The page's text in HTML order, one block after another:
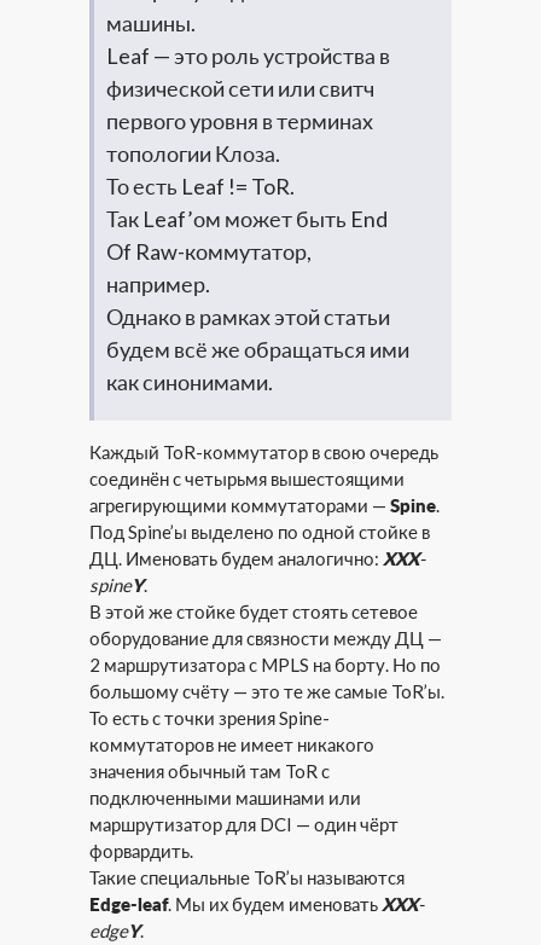
машины.
Leaf — это роль устройства в
физической сети или свитч
первого уровня в терминах
топологии Клоза.
То есть Leaf != ToR.
Так Leaf’ом может быть End
Of Raw-коммутатор,
например.
Однако в рамках этой статьи
будем всё же обращаться ими
как синонимами.
Каждый ToR-коммутатор в свою очередь
соединён с четырьмя вышестоящими
агрегирующими коммутаторами — Spine.
Под Spine’ы выделено по одной стойке в
ДЦ. Именовать будем аналогично: XXX-
spineY.
В этой же стойке будет стоять сетевое
оборудование для связности между ДЦ —
2 маршрутизатора с MPLS на борту. Но по
большому счёту — это те же самые ToR’ы.
То есть с точки зрения Spine-
коммутаторов не имеет никакого
значения обычный там ToR с
подключенными машинами или
маршрутизатор для DCI — один чёрт
форвардить.
Такие специальные ToR’ы называются
Edge-leaf. Мы их будем именовать XXX-
edgeY.